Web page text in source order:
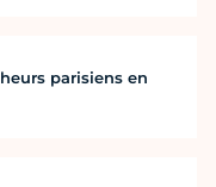
parisiens en